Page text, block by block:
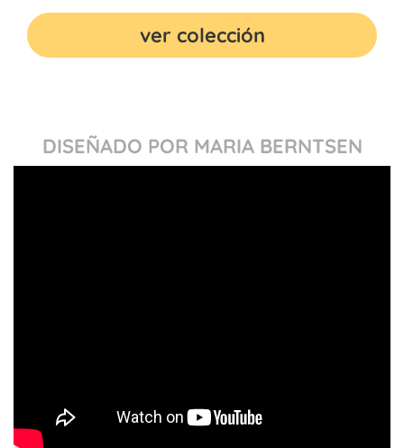
ver colección
DISEÑADO POR MARIA BERNTSEN